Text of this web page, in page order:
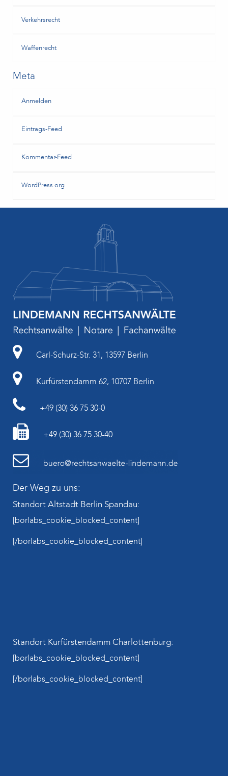
Verkehrsrecht
Waffenrecht
Meta
Anmelden
Eintrags-Feed
Kommentar-Feed
WordPress.org
Carl-Schurz-Str. 31, 13597 Berlin
Kurfürstendamm 62, 10707 Berlin
+49 (30) 36 75 30-0
+49 (30) 36 75 30-40
Der Weg zu uns:
Standort Altstadt Berlin Spandau:
[borlabs_cookie_blocked_content]
[/borlabs_cookie_blocked_content]
Standort Kurfürstendamm Charlottenburg:
[borlabs_cookie_blocked_content]
[/borlabs_cookie_blocked_content]